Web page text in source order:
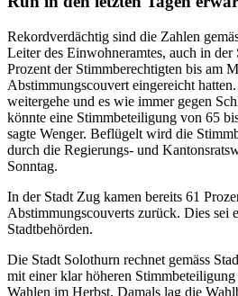
Rekordverdächtig sind die Zahlen
Leiter des Einwohneramtes, auch in
Prozent der Stimmberechtigten bis am
Abstimmungscouvert eingereicht
weitergehe und es wie immer gegen
könnte eine Stimmbeteiligung von 65
sagte Wenger. Beflügelt wird die
durch die Regierungs- und
Sonntag.
In der Stadt Zug kamen bereits 61
Abstimmungscouverts zurück. Dies sei
Stadtbehörden.
Die Stadt Solothurn rechnet gemäss
mit einer klar höheren Stimmbeteiligung
Wahlen im Herbst. Damals lag die